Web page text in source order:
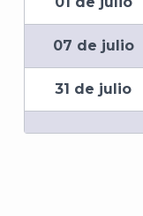
07 de julio
31 de julio